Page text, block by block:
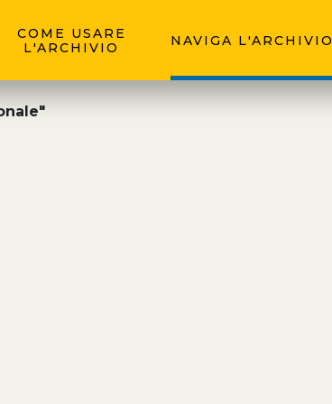
COME USARE
L'ARCHIVIO
NAVIGA L'ARCHIVIO